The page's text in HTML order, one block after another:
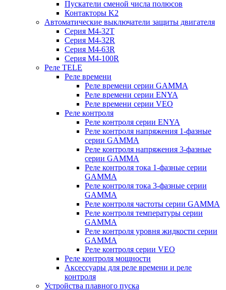
Пускатели сменой числа полюсов
Контакторы K2
Автоматические выключатели защиты двигателя
Серия M4-32T
Серия M4-32R
Серия M4-63R
Серия M4-100R
Реле TELE
Реле времени
Реле времени серии GAMMA
Реле времени серии ENYA
Реле времени серии VEO
Реле контроля
Реле контроля серии ENYA
Реле контроля напряжения 1-фазные
серии GAMMA
Реле контроля напряжения 3-фазные
серии GAMMA
Реле контроля тока 1-фазные серии
GAMMA
Реле контроля тока 3-фазные серии
GAMMA
Реле контроля частоты серии GAMMA
Реле контроля температуры серии
GAMMA
Реле контроля уровня жидкости серии
GAMMA
Реле контроля серии VEO
Реле контроля мощности
Аксессуары для реле времени и реле
контроля
Устройства плавного пуска